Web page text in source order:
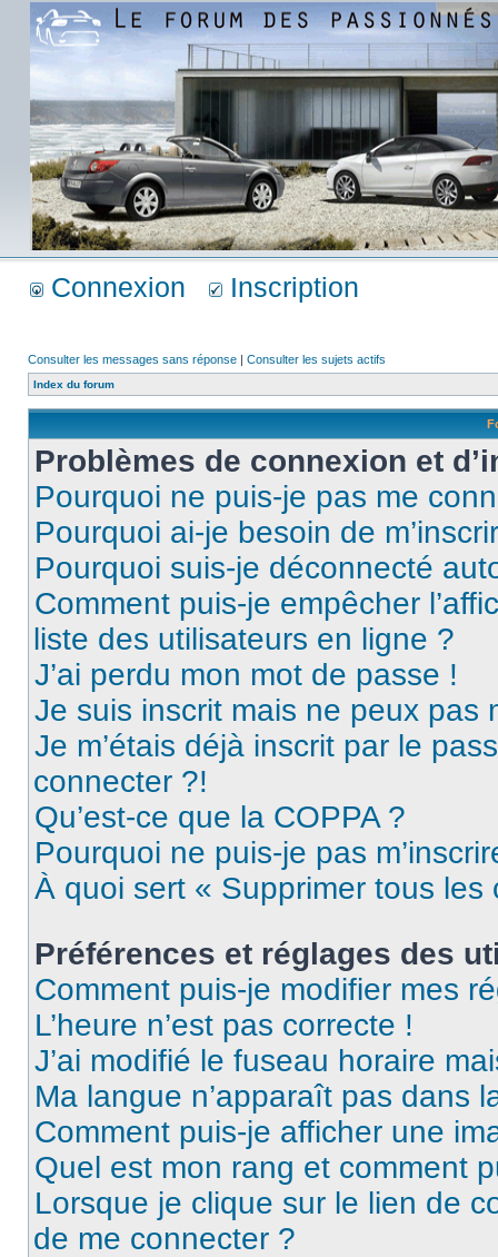
Connexion Inscription
Consulter les messages sans réponse | Consulter les sujets actifs
Index du forum
Problèmes de connexion et
Pourquoi ne puis-je pas me
Pourquoi ai-je besoin de
Pourquoi suis-je déconnecté
Comment puis-je empêcher
liste des utilisateurs en ligne ?
J’ai perdu mon mot de passe !
Je suis inscrit mais ne peux pas
Je m’étais déjà inscrit par le
connecter ?!
Qu’est-ce que la COPPA ?
Pourquoi ne puis-je pas
À quoi sert « Supprimer tous les
Préférences et réglages des
Comment puis-je modifier mes
L’heure n’est pas correcte !
J’ai modifié le fuseau horaire
Ma langue n’apparaît pas dans
Comment puis-je afficher une
Quel est mon rang et comment
Lorsque je clique sur le lien de
de me connecter ?